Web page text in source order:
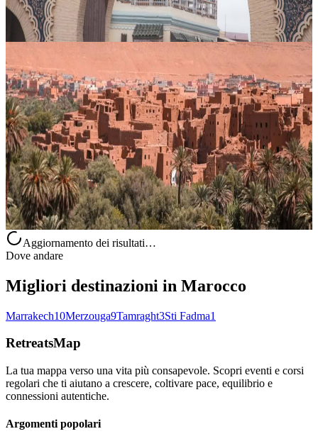
Su richiesta
Merzouga, Marocco
9 giorni tour da Marrakech via deserto del Sahara
Introduzione : Un itinerario di 9 giorni da Marrakesh nel cuore del
Sahara unisce trekking in cammello, pernottamenti nel deserto e
incontri culturali in un’unica esperienza marocchina
indimenticabile...
Su richiesta
Merzouga, Marocco
Aggiornamento dei risultati…
Dove andare
Migliori destinazioni in Marocco
Marrakech10Merzouga9Tamraght3Sti Fadma1
RetreatsMap
La tua mappa verso una vita più consapevole. Scopri eventi e corsi
regolari che ti aiutano a crescere, coltivare pace, equilibrio e
connessioni autentiche.
Argomenti popolari